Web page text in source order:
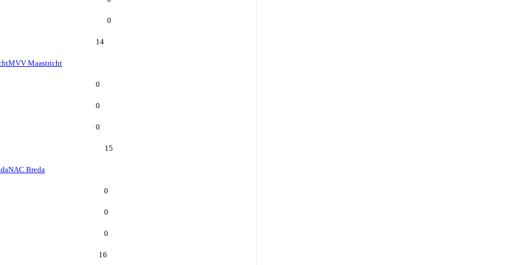
0
14
MVV Maastricht
0
0
0
15
NAC Breda
0
0
0
16